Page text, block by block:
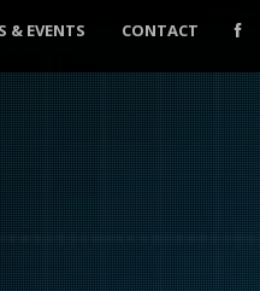
& EVENTS CONTACT